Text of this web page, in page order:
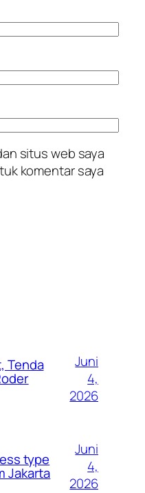
situs web saya
komentar saya
Tenda
Juni
4,
2026
type
Jakarta
Juni
4,
2026